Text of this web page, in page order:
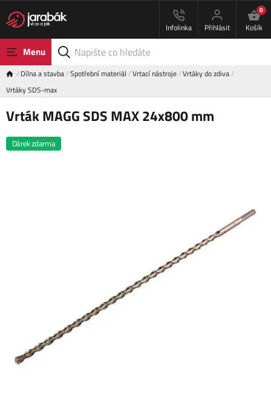
Infolinka Přihlásit
0
Košík
Menu
Dílna a stavba Spotřební materiál Vrtací nástroje Vrtáky do zdiva
Vrtáky SDS-max
Vrták MAGG SDS MAX 24x800 mm
Dárek zdarma